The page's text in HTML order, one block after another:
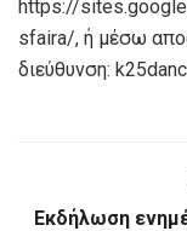
https://
sfaira/, ή μέσω
διεύθυνση:
Εκδήλωση